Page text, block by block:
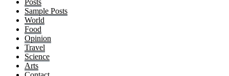
Posts
Sample Posts
World
Food
Opinion
Travel
Science
Arts